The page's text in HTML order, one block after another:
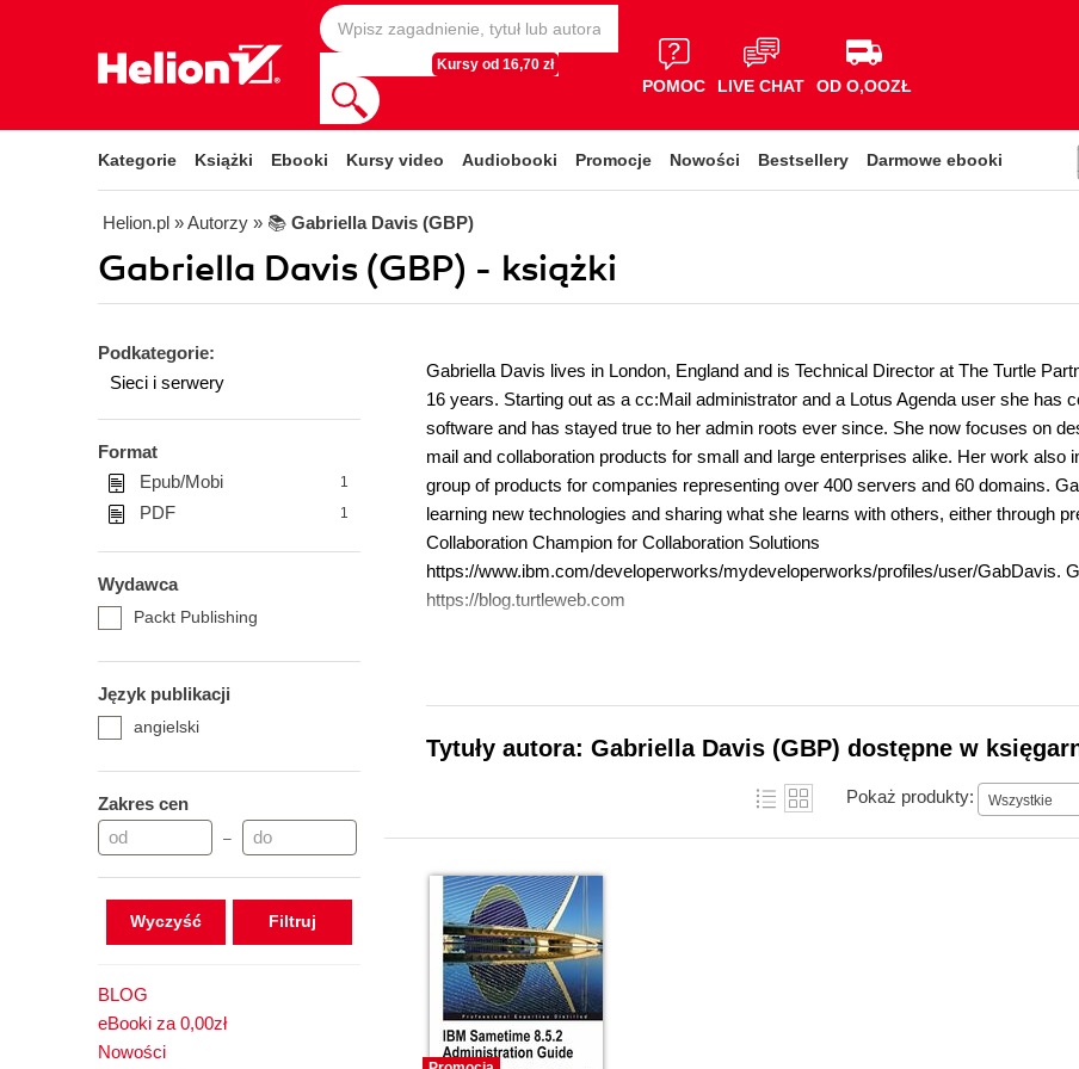
Kursy od 16,70 zł
POMOC LIVE CHAT OD O,OOZŁ
Kategorie Książki Ebooki Kursy video Audiobooki Promocje Nowości Bestsellery Darmowe ebooki
Helion.pl » Autorzy » 📚 Gabriella Davis (GBP)
Gabriella Davis (GBP) - książki
Podkategorie:
Sieci i serwery
Format
Epub/Mobi
1
PDF 1
Wydawca
Packt Publishing
Język publikacji
angielski
Zakres cen
–
Wyczyść
BLOG
eBooki za 0,00zł
Nowości
Gabriella Davis lives in London, England and is Technical Director at The Turtle
16 years. Starting out as a cc:Mail administrator and a Lotus Agenda user she has
software and has stayed true to her admin roots ever since. She now focuses on
mail and collaboration products for small and large enterprises alike. Her work
group of products for companies representing over 400 servers and 60 domains.
learning new technologies and sharing what she learns with others, either through
Collaboration Champion for Collaboration Solutions
https://www.ibm.com/developerworks/mydeveloperworks/profiles/user/GabDavis.
https://blog.turtleweb.com
Tytuły autora: Gabriella Davis (GBP) dostępne w
Pokaż produkty: Wszystkie